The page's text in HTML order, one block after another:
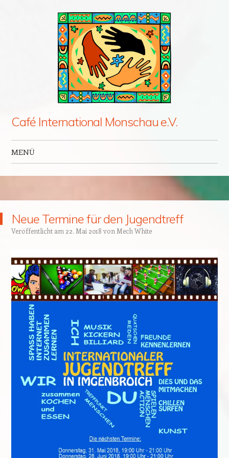
Café International Monschau e.V.
MENÜ
Neue Termine für den Jugendtreff
Veröffentlicht am 22. Mai 2018 von Mech White